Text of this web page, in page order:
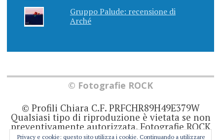
Gruppo Palude: recensione di
Arché
© Fotografie ROCK
© Profili Chiara C.F. PRFCHR89H49E379W
Qualsiasi tipo di riproduzione è vietata se non
preventivamente autorizzata. Fotografie ROCK
non rappresenta una testata giornalistica in
Privacy e cookie: questo sito utilizza i cookie. Continuando a utilizzare